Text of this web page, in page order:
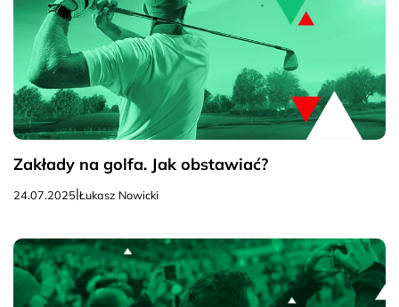
Zakłady na golfa. Jak obstawiać?
24.07.2025|Łukasz Nowicki